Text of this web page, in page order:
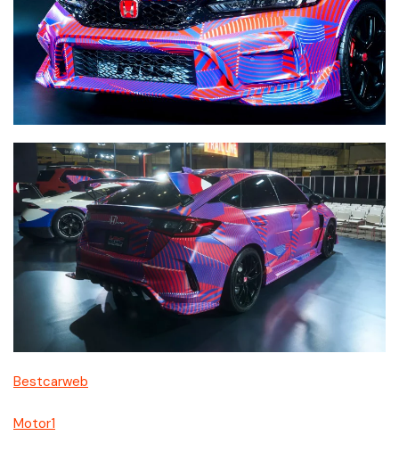
Bestcarweb
Motor1